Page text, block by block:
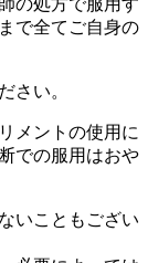
の処方で服用す
で全てご自身の
さい。
メントの使用に
での服用はおや
いこともござい